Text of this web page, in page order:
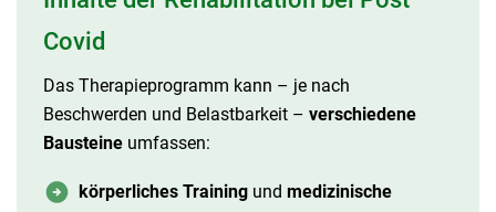
Covid
Das Therapieprogramm kann – je nach
Beschwerden und Belastbarkeit – verschiedene
Bausteine umfassen:
körperliches Training und medizinische